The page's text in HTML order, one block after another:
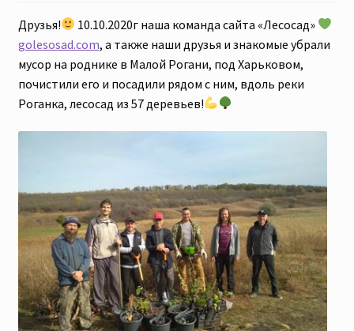
Мы в соцсетях
Скидки
Друзья!
10.10.2020г наша команда сайта «Лесосад»
golesosad.com, а также наши друзья и знакомые убрали
мусор на роднике в Малой Рогани, под Харьковом,
почистили его и посадили рядом с ним, вдоль реки
Роганка, лесосад из 57 деревьев!